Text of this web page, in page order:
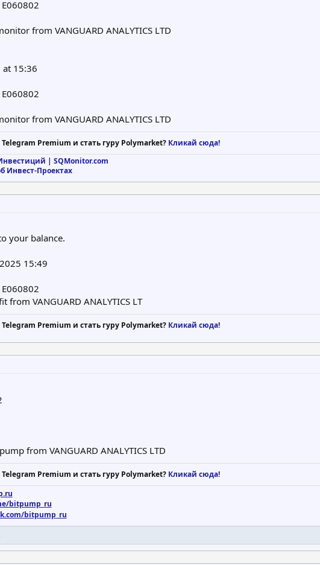
from VANGUARD ANALYTICS LTD
15:36
from VANGUARD ANALYTICS LTD
Premium и стать гуру Polymarket? Кликай сюда!
| SQMonitor.com
Инвест-Проектах
your balance.
15:49
VANGUARD ANALYTICS LT
Premium и стать гуру Polymarket? Кликай сюда!
from VANGUARD ANALYTICS LTD
Premium и стать гуру Polymarket? Кликай сюда!
bitpump_ru
bitpump_ru